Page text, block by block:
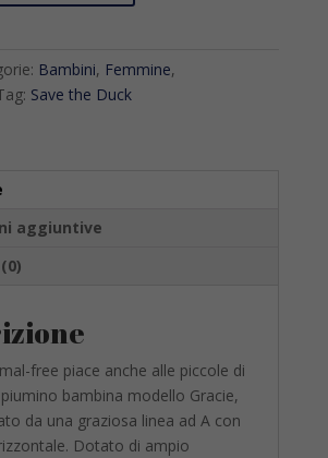
Bambini, Femmine,
Save the Duck
aggiuntive
free piace anche alle piccole di
bambina modello Gracie,
da una graziosa linea ad A con
Dotato di ampio